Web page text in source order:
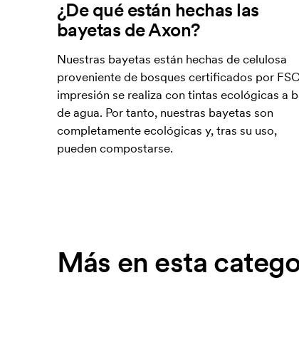
¿De qué están hechas las
bayetas de Axon?
Nuestras bayetas están hechas de celulosa
proveniente de bosques certificados por
impresión se realiza con tintas ecológicas a
de agua. Por tanto, nuestras bayetas son
completamente ecológicas y, tras su uso,
pueden compostarse.
Más en esta